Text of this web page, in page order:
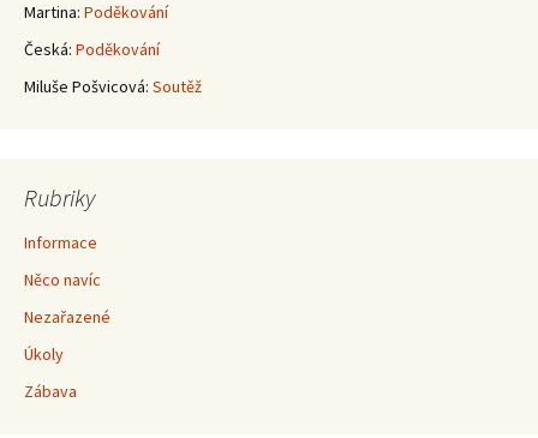
Martina: Poděkování
Česká: Poděkování
Miluše Pošvicová: Soutěž
Rubriky
Informace
Něco navíc
Nezařazené
Úkoly
Zábava